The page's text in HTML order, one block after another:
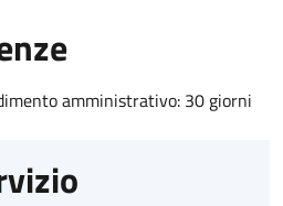
amministrativo: 30 giorni